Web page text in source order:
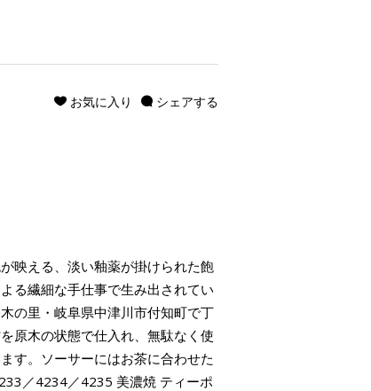
シェアする
お気に入り
映える、淡い釉薬が掛けられた飽
る繊細な手仕事で生み出されてい
の里・岐阜県中津川市付知町で丁
原木の状態で仕入れ、無駄なく使
す。ソーサーにはお茶に合わせた
／4234／4235 美濃焼 ティーポ